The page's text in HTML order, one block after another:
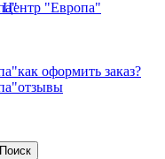
как оформить заказ?
отзывы
Поиск